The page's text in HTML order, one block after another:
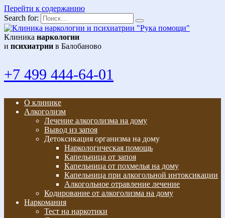
Перейти к содержанию
Search for:
Клиника наркологии
и психиатрии в Балобаново
+7 499 444-64-01
О клинике
Алкоголизм
Лечение алкоголизма на дому
Вывод из запоя
Детоксикация организма на дому
Наркологическая помощь
Капельница от запоя
Капельница от похмелья на дому
Капельница при алкогольной интоксикации
Алкогольное отравление лечение
Кодирование от алкоголизма на дому
Наркомания
Тест на наркотики